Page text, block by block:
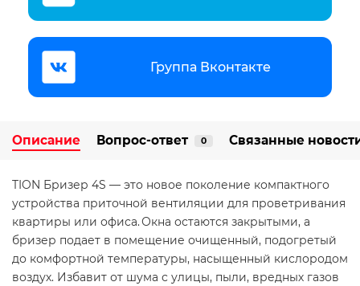
Группа Вконтакте
Описание Вопрос-ответ 0 Связанные
TION Бризер 4S — это новое поколение компактного
устройства приточной вентиляции для проветривания
квартиры или офиса. Окна остаются закрытыми, а
бризер подает в помещение очищенный, подогретый
до комфортной температуры, насыщенный кислородом
воздух. Избавит от шума с улицы, пыли, вредных газов